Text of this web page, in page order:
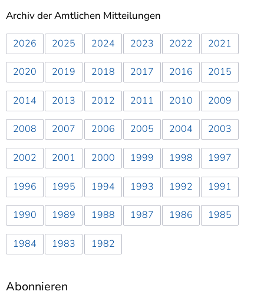
Archiv der Amtlichen Mitteilungen
2026 2025 2024 2023 2022 2021
2020 2019 2018 2017 2016 2015
2014 2013 2012 2011 2010 2009
2008 2007 2006 2005 2004 2003
2002 2001 2000 1999 1998 1997
1996 1995 1994 1993 1992 1991
1990 1989 1988 1987 1986 1985
1984 1983 1982
Abonnieren